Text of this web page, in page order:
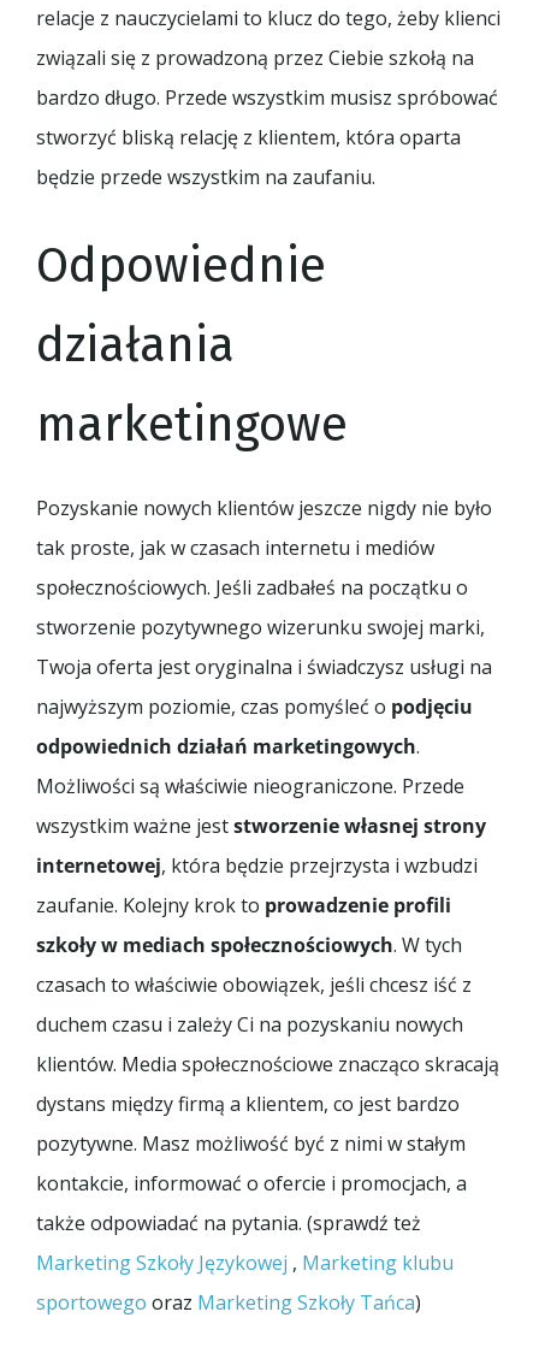
relacje z nauczycielami to klucz do tego, żeby klienci
związali się z prowadzoną przez Ciebie szkołą na
bardzo długo. Przede wszystkim musisz spróbować
stworzyć bliską relację z klientem, która oparta
będzie przede wszystkim na zaufaniu.
Odpowiednie
działania
marketingowe
Pozyskanie nowych klientów jeszcze nigdy nie było
tak proste, jak w czasach internetu i mediów
społecznościowych. Jeśli zadbałeś na początku o
stworzenie pozytywnego wizerunku swojej marki,
Twoja oferta jest oryginalna i świadczysz usługi na
najwyższym poziomie, czas pomyśleć o podjęciu
odpowiednich działań marketingowych.
Możliwości są właściwie nieograniczone. Przede
wszystkim ważne jeststworzenie własnej strony
internetowej, która będzie przejrzysta i wzbudzi
zaufanie. Kolejny krok to prowadzenie profili
szkoły w mediach społecznościowych. W tych
czasach to właściwie obowiązek, jeśli chcesz iść z
duchem czasu i zależy Ci na pozyskaniu nowych
klientów. Media społecznościowe znacząco skracają
dystans między firmą a klientem, co jest bardzo
pozytywne. Masz możliwość być z nimi w stałym
kontakcie, informować o ofercie i promocjach, a
także odpowiadać na pytania. (sprawdź też
Marketing Szkoły Językowej , Marketing klubu
sportowego oraz Marketing Szkoły Tańca)